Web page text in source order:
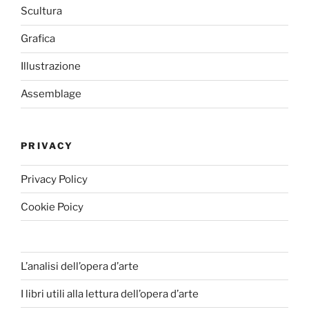
Scultura
Grafica
Illustrazione
Assemblage
PRIVACY
Privacy Policy
Cookie Poicy
L’analisi dell’opera d’arte
I libri utili alla lettura dell’opera d’arte